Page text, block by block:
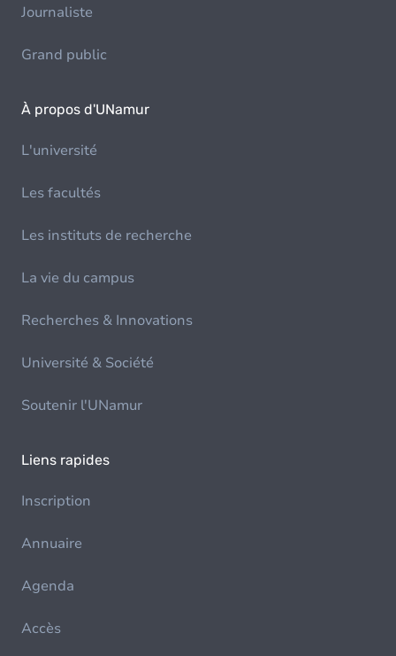
Journaliste
Grand public
À propos d'UNamur
L'université
Les facultés
Les instituts de recherche
La vie du campus
Recherches & Innovations
Université & Société
Soutenir l'UNamur
Liens rapides
Inscription
Annuaire
Agenda
Accès